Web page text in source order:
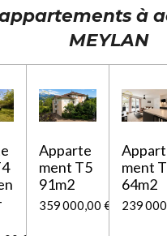
à
MEYLAN
Apparte
ment T5
91m2
359 000,00 €
ment
64m2
239